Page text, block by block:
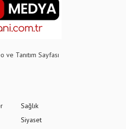
ve Tanıtım Sayfası
Sağlık
Siyaset